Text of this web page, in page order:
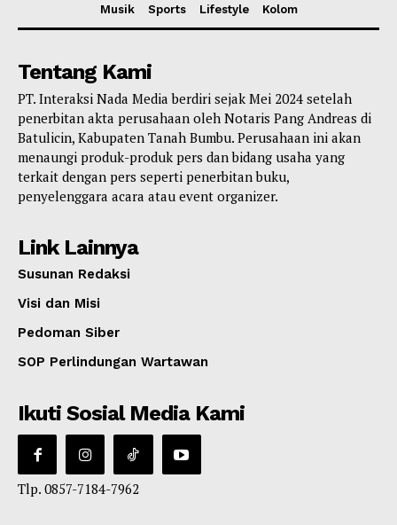
Musik
Sports Lifestyle Kolom
Tentang Kami
PT. Interaksi Nada Media berdiri sejak Mei 2024 setelah
penerbitan akta perusahaan oleh Notaris Pang Andreas di
Batulicin, Kabupaten Tanah Bumbu. Perusahaan ini akan
menaungi produk-produk pers dan bidang usaha yang
terkait dengan pers seperti penerbitan buku,
penyelenggara acara atau event organizer.
Link Lainnya
Susunan Redaksi
Visi dan Misi
Pedoman Siber
SOP Perlindungan Wartawan
Ikuti Sosial Media Kami
Tlp. 0857-7184-7962